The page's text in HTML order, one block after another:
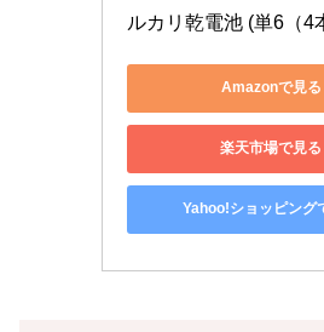
ルカリ乾電池 (単6（4
Amazonで見る
楽天市場で見る
Yahoo!ショッピング